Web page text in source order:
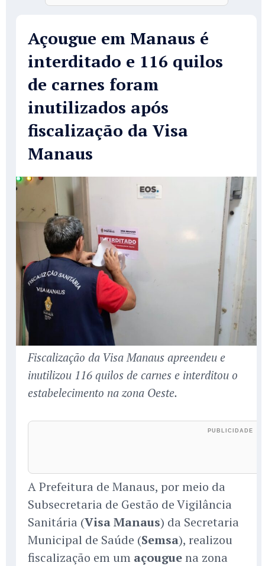
Açougue em Manaus é
interditado e 116 quilos
de carnes foram
inutilizados após
fiscalização da Visa
Manaus
Fiscalização da Visa Manaus apreendeu e
inutilizou 116 quilos de carnes e interditou o
estabelecimento na zona Oeste.
A Prefeitura de Manaus, por meio da
Subsecretaria de Gestão de Vigilância
Sanitária (Visa Manaus) da Secretaria
Municipal de Saúde (Semsa), realizou
fiscalização em um açouguena zona